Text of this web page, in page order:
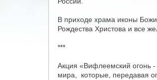
В приходе храма иконы
Рождества Христова и все
***
Акция «Вифлеемский огонь -
мира, которые, передавая